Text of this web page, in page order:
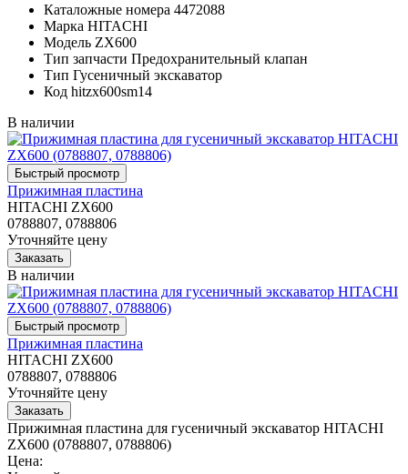
Каталожные номера 4472088
Марка HITACHI
Модель ZX600
Тип запчасти Предохранительный клапан
Тип Гусеничный экскаватор
Код hitzx600sm14
В наличии
Прижимная пластина
HITACHI ZX600
0788807, 0788806
Уточняйте цену
В наличии
Прижимная пластина
HITACHI ZX600
0788807, 0788806
Уточняйте цену
Прижимная пластина для гусеничный экскаватор HITACHI
ZX600 (0788807, 0788806)
Цена: